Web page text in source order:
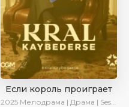
Если король проиграет
2025 Мелодрама | Драма | SesDizi | Ирина Котова | AlisaDirilis | Turok1990 | Новинки | Сериалы 2025